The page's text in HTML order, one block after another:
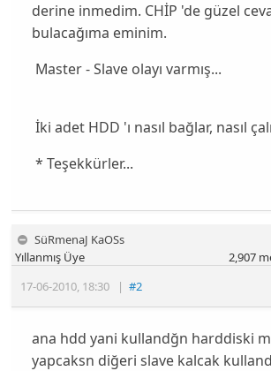
derine inmedim. CHİP 'de güzel
bulacağıma eminim.
Master - Slave olayı varmış...
İki adet HDD 'ı nasıl bağlar, nasıl
* Teşekkürler...
SüRmenaJ KaOSs
17-06-2010, 18:30 |#2
Yıllanmış Üye 2,907
ana hdd yani kullandğn harddiski
yapcaksn diğeri slave kalcak